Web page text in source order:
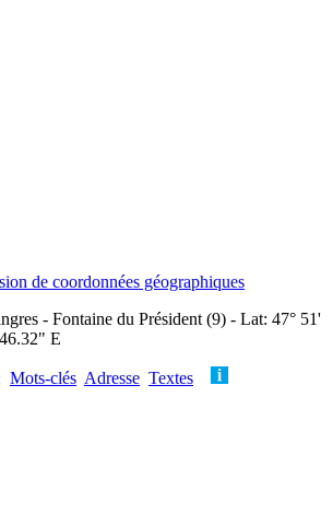
de coordonnées géographiques
- Fontaine du Président (9) - Lat: 47° 51'
E
Mots-clés Adresse Textes